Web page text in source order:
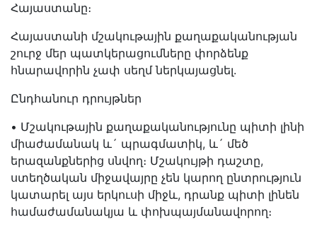
Հայաստանը։
Հայաստանի մշակութային քաղաքականության
շուրջ մեր պատկերացումները փորձենք
հնարավորին չափ սեղմ ներկայացնել.
Ընդհանուր դրույթներ
• Մշակութային քաղաքականությունը պիտի լինի
միաժամանակ և´ պրագմատիկ, և´ մեծ
երազանքներից սնվող։ Մշակույթի դաշտը,
ստեղծական միջավայրը չեն կարող ընտրություն
կատարել այս երկուսի միջև, դրանք պիտի լինեն
համաժամանակյա և փոխպայմանավորող։